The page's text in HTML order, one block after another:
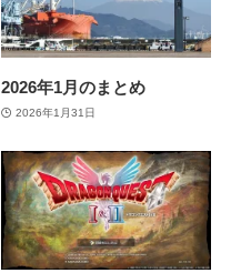
2026年1月のまとめ
2026年1月31日